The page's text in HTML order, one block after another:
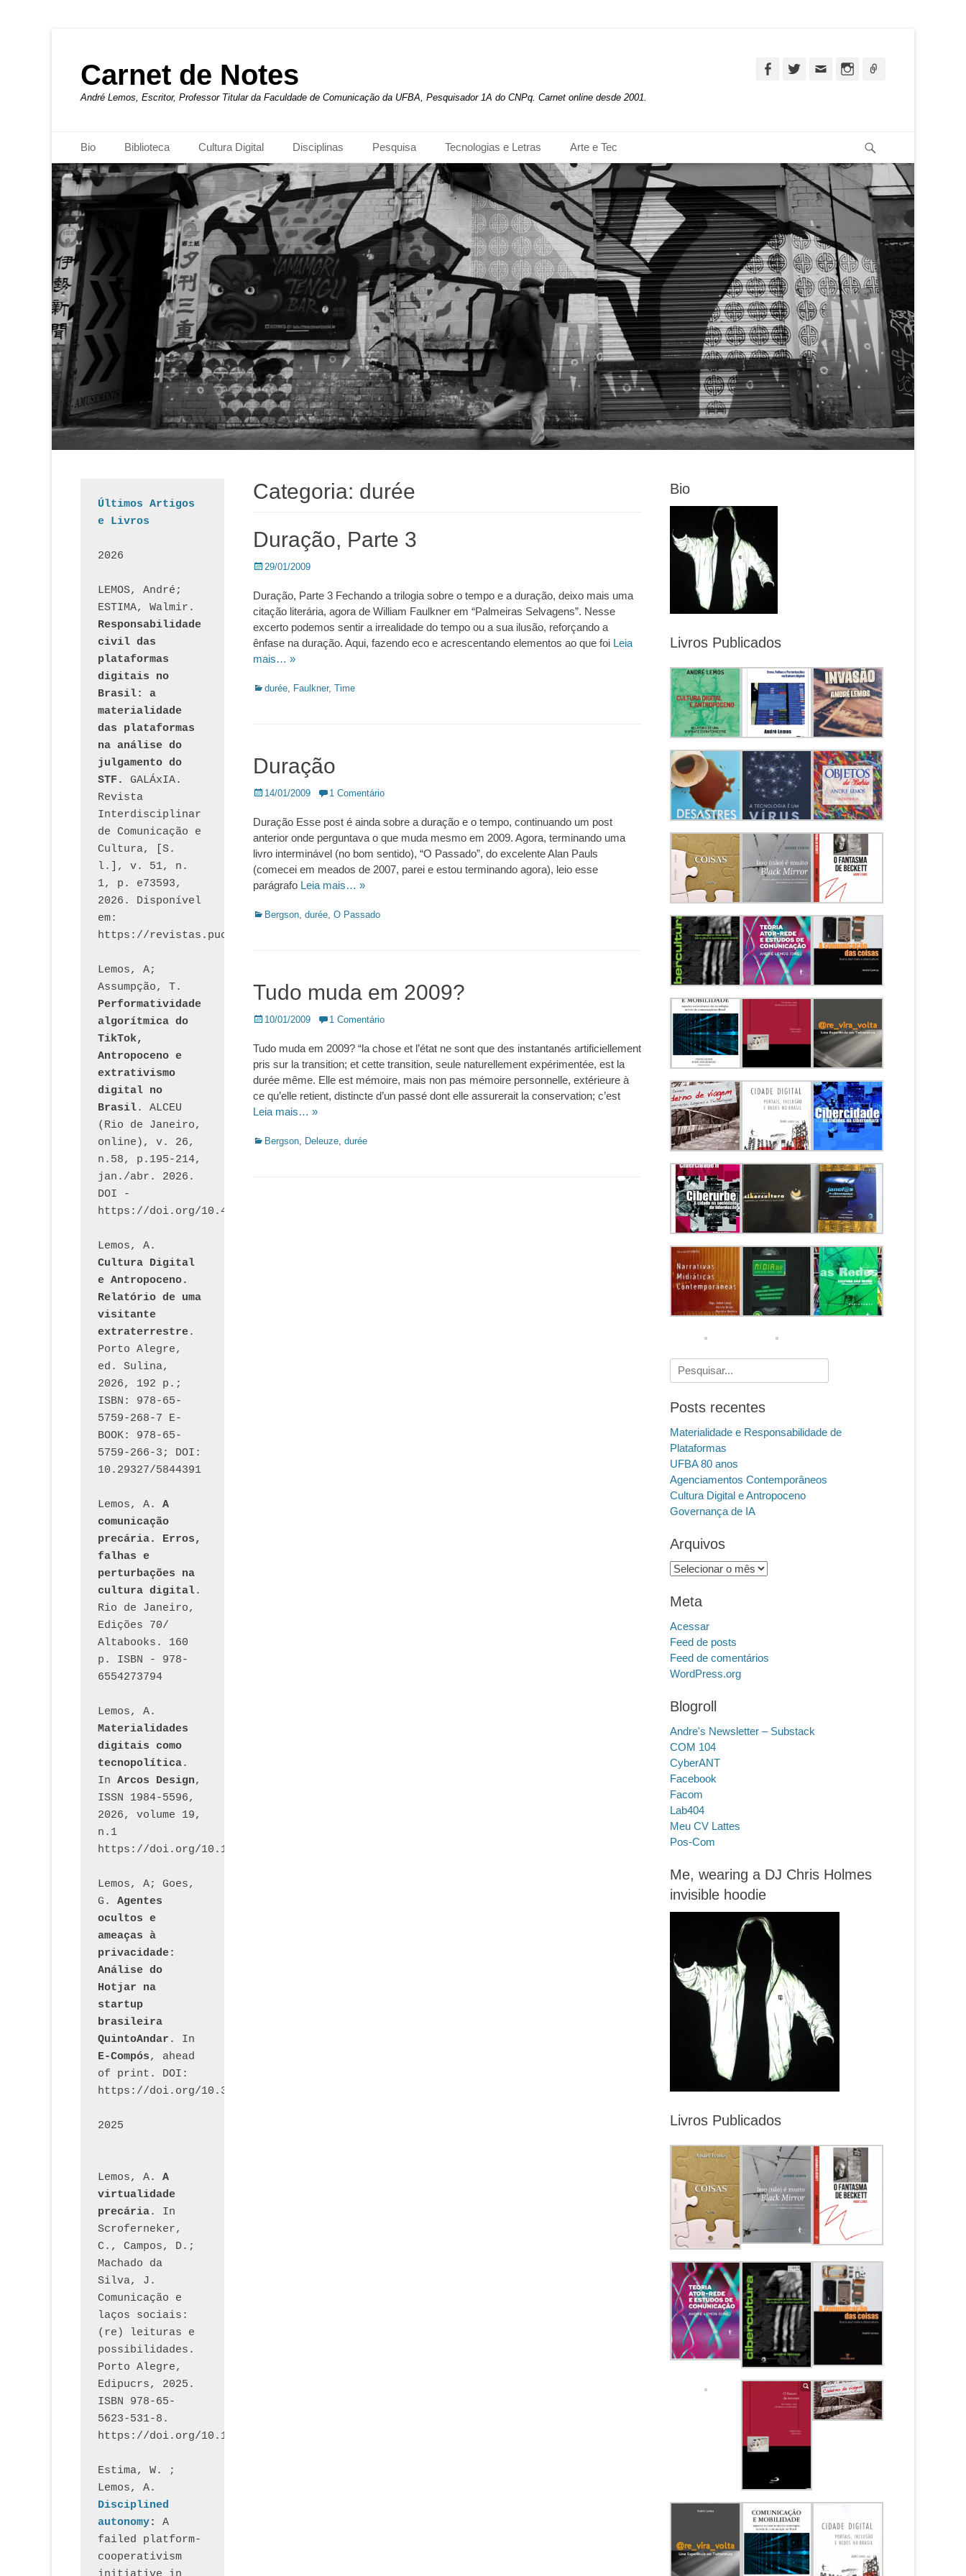
Carnet de Notes
André Lemos, Escritor, Professor Titular da Faculdade de Comunicação da UFBA, Pesquisador 1A do CNPq. Carnet online desde 2001.
FacebookTwitterEmail Instagram
Menu principal
para
o
conteúdo
Bio Biblioteca Cultura Digital Disciplinas Pesquisa Tecnologias e Letras Arte e Tec
Categoria: durée
Duração, Parte 3
Posted
29/01/2009
Duração, Parte 3 Fechando a trilogia sobre o tempo e a duração, deixo mais uma
citação literária, agora de William Faulkner em “Palmeiras Selvagens”. Nesse
excerto podemos sentir a irrealidade do tempo ou a sua ilusão, reforçando a
ênfase na duração. Aqui, fazendo eco e acrescentando elementos ao que foi Leia
mais… »
Categorias:
durée, Faulkner, Time
Duração
Posted
14/01/2009 1 Comentário
Duração Esse post é ainda sobre a duração e o tempo, continuando um post
anterior onde perguntava o que muda mesmo em 2009. Agora, terminando uma
livro interminável (no bom sentido), “O Passado”, do excelente Alan Pauls
(comecei em meados de 2007, parei e estou terminando agora), leio esse
parágrafo Leia mais… »
Categorias:
Bergson, durée, O Passado
Tudo muda em 2009?
Posted
10/01/2009 1 Comentário
Tudo muda em 2009? “la chose et l’état ne sont que des instantanés artificiellement
pris sur la transition; et cette transition, seule naturellement expérimentée, est la
durée même. Elle est mémoire, mais non pas mémoire personnelle, extérieure à
ce qu’elle retient, distincte d’un passé dont elle assurerait la conservation; c’est
Leia mais… »
Categorias:
Bergson, Deleuze, durée
Bio
Livros Publicados
Pesquisar
por:
Posts recentes
Materialidade e Responsabilidade de
Plataformas
UFBA 80 anos
Agenciamentos Contemporâneos
Cultura Digital e Antropoceno
Governança de IA
Arquivos
Arquivos
Meta
Acessar
Feed de posts
Feed de comentários
WordPress.org
Blogroll
Andre's Newsletter – Substack
COM 104
CyberANT
Facebook
Facom
Lab404
Meu CV Lattes
Pos-Com
Me, wearing a DJ Chris Holmes
invisible hoodie
Livros Publicados
Últimos Artigos
e Livros
2026
LEMOS, André;
Responsabilidade
civil das
plataformas
digitais no
Brasil: a
materialidade
das plataformas
na análise do
julgamento do
STF.
GALÁxIA.
Revista
Interdisciplinar
de Comunicação e
Cultura, [S.
l.], v. 51, n.
1, p. e73593,
2026. Disponível
em:
Lemos, A;
Performatividade
algorítmica do
TikTok,
Antropoceno e
extrativismo
digital no
Brasil. ALCEU
(Rio de Janeiro,
online), v. 26,
n.58, p.195-214,
jan./abr. 2026.
DOI -
https://doi.org/10.46391/ALCEU.v26.ed58.2026.528
Cultura Digital
e Antropoceno.
Relatório de uma
visitante
extraterrestre.
Porto Alegre,
ed. Sulina,
2026, 192 p.;
ISBN: 978-65-
5759-268-7 E-
BOOK: 978-65-
5759-266-3; DOI:
10.29327/5844391
Lemos, A. A
comunicação
precária. Erros,
falhas e
perturbações na
cultura digital.
Rio de Janeiro,
Edições 70/
Altabooks. 160
p. ISBN - 978-
6554273794
Materialidades
digitais como
tecnopolítica.
In Arcos Design,
ISSN 1984-5596,
2026, volume 19,
n.1
https://doi.org/10.12957/arcosdesign.2026.95390
Lemos, A; Goes,
G. Agentes
ocultos e
ameaças à
privacidade:
Análise do
Hotjar na
startup
brasileira
QuintoAndar
E-Compós, ahead
of print. DOI:
https://doi.org/10.30962/ecomps.3231
2025
Lemos, A. A
virtualidade
precária. In
Scroferneker,
C., Campos, D.;
Machado da
Silva, J.
Comunicação e
laços sociais:
(re) leituras e
possibilidades.
Porto Alegre,
Edipucrs, 2025.
ISBN 978-65-
5623-531-8.
https://doi.org/10.15448/1877.3
Estima, W. ;
Lemos, A.
Disciplined
autonomy: A
failed platform-
cooperativism